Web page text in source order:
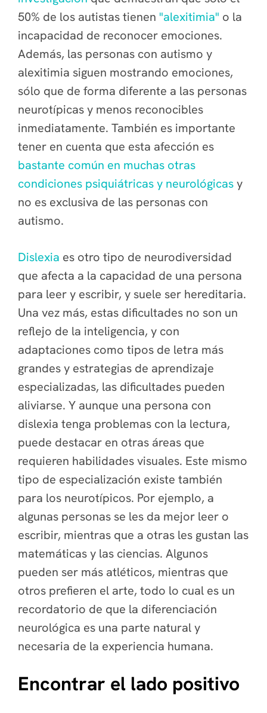
50% de los autistas tienen "alexitimia" o la
incapacidad de reconocer emociones.
Además, las personas con autismo y
alexitimia siguen mostrando emociones,
sólo que de forma diferente a las personas
neurotípicas y menos reconocibles
inmediatamente. También es importante
tener en cuenta que esta afección es
bastante común en muchas otras
condiciones psiquiátricas y neurológicasy
no es exclusiva de las personas con
autismo.
Dislexia es otro tipo de neurodiversidad
que afecta a la capacidad de una persona
para leer y escribir, y suele ser hereditaria.
Una vez más, estas dificultades no son un
reflejo de la inteligencia, y con
adaptaciones como tipos de letra más
grandes y estrategias de aprendizaje
especializadas, las dificultades pueden
aliviarse. Y aunque una persona con
dislexia tenga problemas con la lectura,
puede destacar en otras áreas que
requieren habilidades visuales. Este mismo
tipo de especialización existe también
para los neurotípicos. Por ejemplo, a
algunas personas se les da mejor leer o
escribir, mientras que a otras les gustan las
matemáticas y las ciencias. Algunos
pueden ser más atléticos, mientras que
otros prefieren el arte, todo lo cual es un
recordatorio de que la diferenciación
neurológica es una parte natural y
necesaria de la experiencia humana.
Encontrar el lado positivo